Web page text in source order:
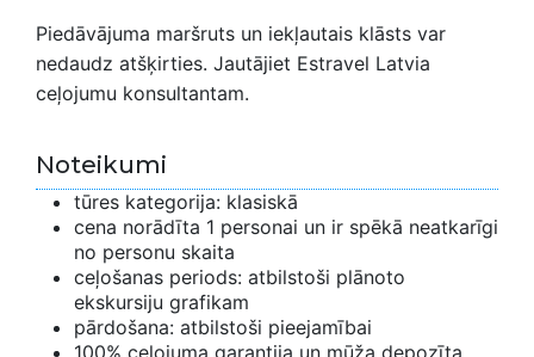
Piedāvājuma maršruts un iekļautais klāsts var
nedaudz atšķirties. Jautājiet Estravel Latvia
ceļojumu konsultantam.
Noteikumi
tūres kategorija: klasiskā
cena norādīta 1 personai un ir spēkā neatkarīgi
no personu skaita
ceļošanas periods: atbilstoši plānoto
ekskursiju grafikam
pārdošana: atbilstoši pieejamībai
100% ceļojuma garantija un mūža depozīta